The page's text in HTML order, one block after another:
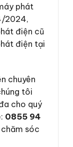
phát
2024,
điện cũ
điện tại
chuyên
tôi
cho quý
0855 94
sóc